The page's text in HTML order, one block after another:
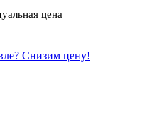
цена
Снизим цену!